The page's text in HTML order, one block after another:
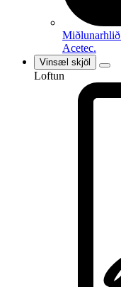
Miðlunarhlið
Acetec.
Vinsæl skjöl
Loftun